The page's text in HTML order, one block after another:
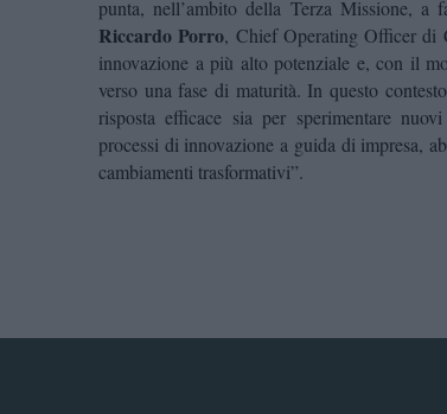
punta, nell’ambito della Terza Missione, a
Riccardo Porro, Chief Operating Officer di
innovazione a più alto potenziale e, con il
verso una fase di maturità. In questo
risposta efficace sia per sperimentare
processi di innovazione a guida di impresa,
cambiamenti trasformativi”.